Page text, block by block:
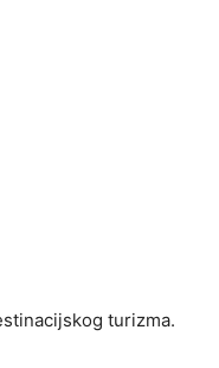
turizma.